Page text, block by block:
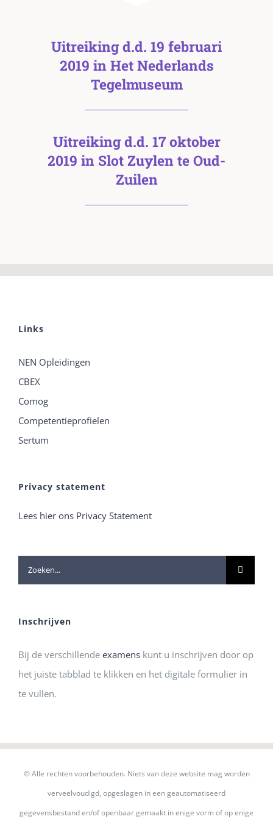
Uitreiking d.d. 19 februari
2019 in Het Nederlands
Tegelmuseum
Uitreiking d.d. 17 oktober
2019 in Slot Zuylen te Oud-
Zuilen
Links
NEN Opleidingen
CBEX
Comog
Competentieprofielen
Sertum
Privacy statement
Lees hier ons Privacy Statement
Zoeken
naar:
Inschrijven
Bij de verschillende examens kunt u inschrijven door op
het juiste tabblad te klikken en het digitale formulier in
te vullen.
© Alle rechten voorbehouden. Niets van deze website mag worden
verveelvoudigd, opgeslagen in een geautomatiseerd
gegevensbestand en/of openbaar gemaakt in enige vorm of op enige